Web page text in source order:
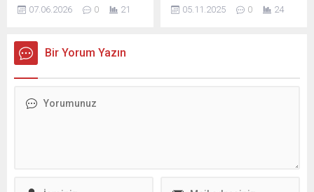
Muharrem Or yeniden
kurulundaki üye sayısı da
9’dan 13’e çıkarıldı. Nilüfer
Nikahevi’nde gerçekleştirildi.
07.06.2026 0 21
gerçekleştirdi. İl Başkanı
05.11.2025 0 24
Bir Yorum Yazın